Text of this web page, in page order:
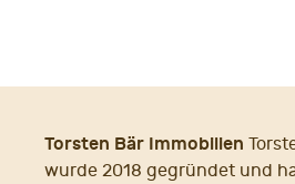
Torsten Bär Immobilien
wurde 2018 gegründet und